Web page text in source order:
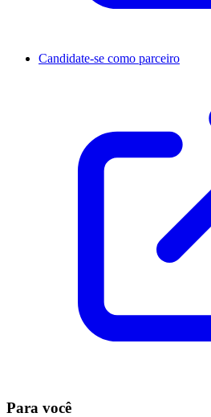
Candidate-se como parceiro
Para você